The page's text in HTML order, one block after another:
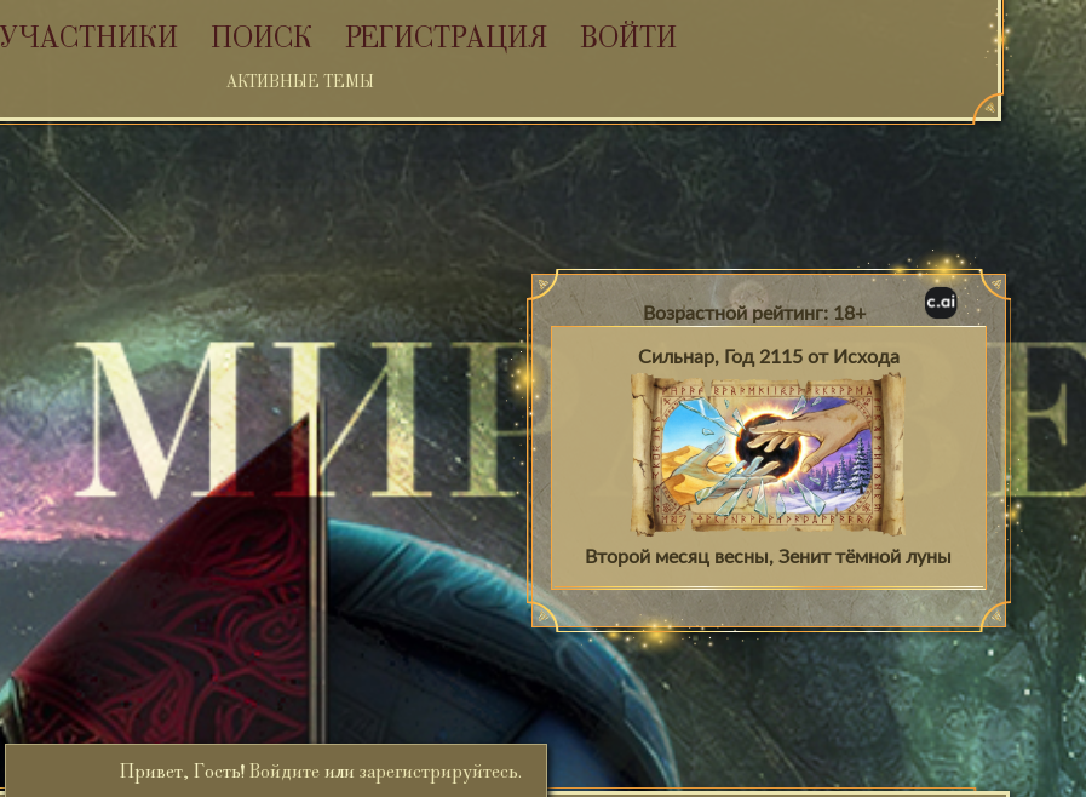
УЧАСТНИКИ ПОИСК РЕГИСТРАЦИЯ ВОЙТИ
АКТИВНЫЕ ТЕМЫ
Возрастной рейтинг: 18+
Сильнар, Год 2115 от Исхода
Второй месяц весны, Зенит тёмной луны
Привет, Гость! Войдите или зарегистрируйтесь.